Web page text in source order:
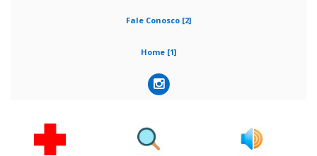
Fale Conosco [2]
Home [1]